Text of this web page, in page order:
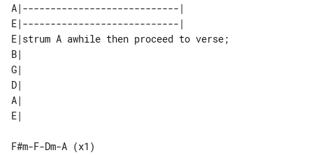
A|----------------------------|
E|----------------------------|
E|strum A awhile then proceed to verse;
B|
G|
D|
A|
F#m-F-Dm-A (x1)